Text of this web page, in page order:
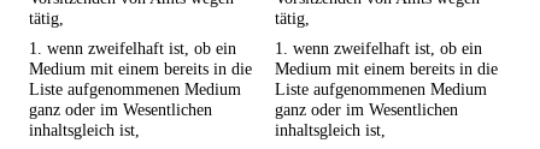
tätig,
tätig,
1. wenn zweifelhaft ist, ob ein
Medium mit einem bereits in die
Liste aufgenommenen Medium
ganz oder im Wesentlichen
inhaltsgleich ist,
1. wenn zweifelhaft ist, ob ein
Medium mit einem bereits in die
Liste aufgenommenen Medium
ganz oder im Wesentlichen
inhaltsgleich ist,